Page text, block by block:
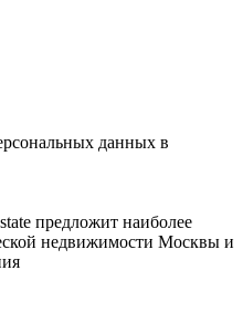
данных в
предложит наиболее
недвижимости Москвы и